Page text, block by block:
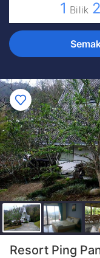
1 Bilik 2
Resort Ping
Taraf bintang 4